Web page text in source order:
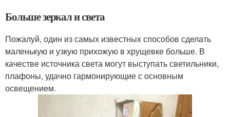
Больше зеркал и света
Пожалуй, один из самых известных способов сделать
маленькую и узкую прихожую в хрущевке больше. В
качестве источника света могут выступать светильники,
плафоны, удачно гармонирующие с основным
освещением.